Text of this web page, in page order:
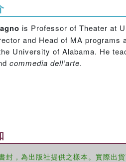
is Professor of Theater at
and Head of MA programs
University of Alabama. He
commedia dell’arte.
封，為出版社提供之樣本。實際出